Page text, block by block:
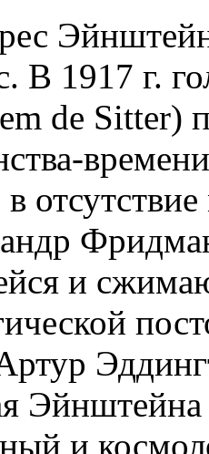
В 1917 г.
de Sitter)
и
и